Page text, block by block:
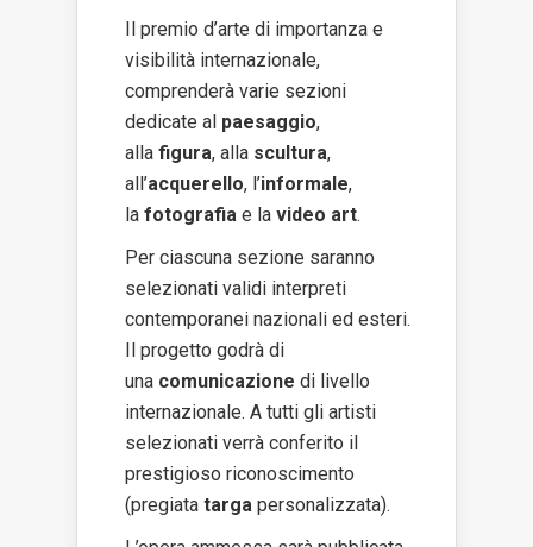
Il premio d’arte di importanza e
visibilità internazionale,
comprenderà varie sezioni
dedicate al paesaggio,
alla figura, alla scultura,
all’acquerello, l’informale,
la fotografia e la video art.
Per ciascuna sezione saranno
selezionati validi interpreti
contemporanei nazionali ed esteri.
Il progetto godrà di
una comunicazione di livello
internazionale. A tutti gli artisti
selezionati verrà conferito il
prestigioso riconoscimento
(pregiata targa personalizzata).